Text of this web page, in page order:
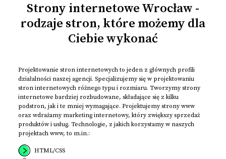
Strony internetowe Wrocław -
rodzaje stron, które możemy dla
Ciebie wykonać
Projektowanie stron internetowych to jeden z głównych profili
działalności naszej agencji. Specjalizujemy się w projektowaniu
stron internetowych różnego typu i rozmiaru. Tworzymy strony
internetowe bardziej rozbudowane, składające się z kilku
podstron, jak i te mniej wymagające. Projektujemy strony www
oraz wdrażamy marketing internetowy, który zwiększy sprzedaż
produktów i usług. Technologie, z jakich korzystamy w naszych
projektach www, to m.in.:
HTML/CSS